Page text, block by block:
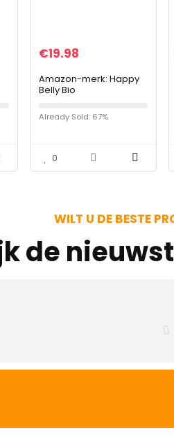
€19.98
Amazon-merk: Happy
Belly Bio
x 500 g
Already Sold: 67%
0
WILT U DE BESTE
de